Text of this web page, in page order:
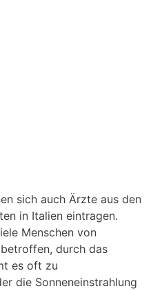
sich auch Ärzte aus den
in Italien eintragen.
Menschen von
durch das
es oft zu
die Sonneneinstrahlung